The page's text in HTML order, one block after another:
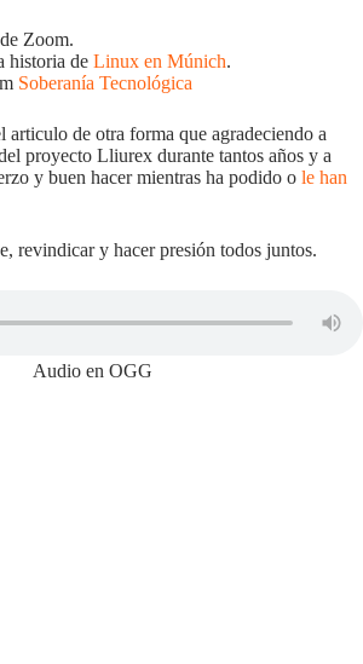
Zoom.
historia de Linux en Múnich.
Soberanía Tecnológica
de otra forma que agradeciendo a
proyecto Lliurex durante tantos años y a
y buen hacer mientras ha podido o le han
revindicar y hacer presión todos juntos.
Audio en OGG